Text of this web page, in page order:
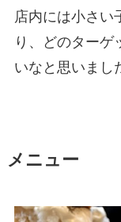
店内には小さい
り、どのターゲ
いなと思いまし
メニュー